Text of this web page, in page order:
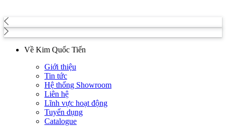
Về Kim Quốc Tiến
Giới thiệu
Tin tức
Hệ thống Showroom
Liên hệ
Lĩnh vực hoạt động
Tuyển dụng
Catalogue